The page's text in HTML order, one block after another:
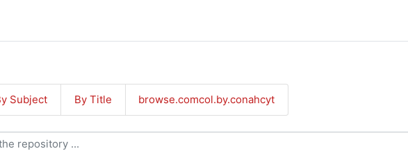
Subject By Title browse.comcol.by.conahcyt